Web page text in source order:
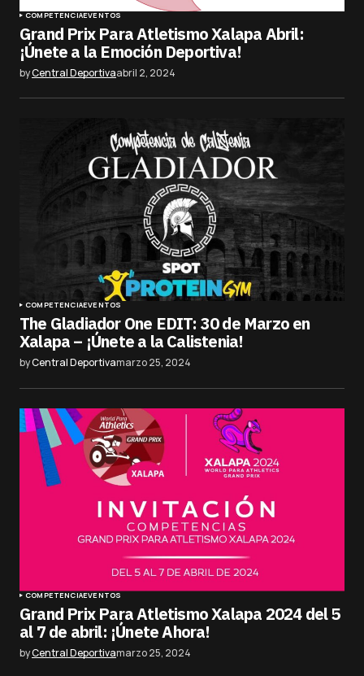
COMPETENCIAEVENTOS
Grand Prix Para Atletismo Xalapa Abril:
¡Únete a la Emoción Deportiva!
byCentral Deportivaabril 2, 2024
COMPETENCIAEVENTOS
The Gladiador One EDIT: 30 de Marzo en
Xalapa – ¡Únete a la Calistenia!
byCentral Deportivamarzo 25, 2024
COMPETENCIAEVENTOS
Grand Prix Para Atletismo Xalapa 2024 del 5
al 7 de abril: ¡Únete Ahora!
byCentral Deportivamarzo 25, 2024